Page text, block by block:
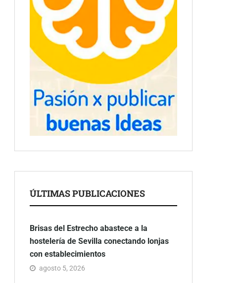
ÚLTIMAS PUBLICACIONES
Brisas del Estrecho abastece a la
hostelería de Sevilla conectando lonjas
con establecimientos
agosto 5, 2026